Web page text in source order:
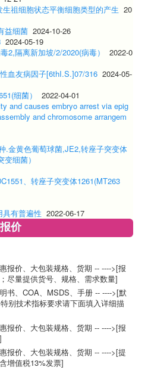
祖细胞状态平衡细胞类型的产生 20
益细菌 2024-10-26
2024-05-19
2,隔离新加坡/2/2020(病毒）
2022-0
血友病因子[6thI.S.]07/316 2024-05-
细菌）
2022-04-01
and causes embryo arrest via epig
and chromosome arrangem
.金黄色葡萄球菌,JE2,转座子突变体
细菌）
、转座子突变体1261(MT263
具有普遍性 2022-06-17
价
报价、大包装规格、货期 -- ---->[报
尽量提供货号、规格、需求数量]
书、COA、MSDS、手册 -- ---->[默
别技术指标要求请下面填入详细描
报价、大包装规格、货期 -- ---->[报
报价、大包装规格、货期 -- ---->[提
增值税13%发票]